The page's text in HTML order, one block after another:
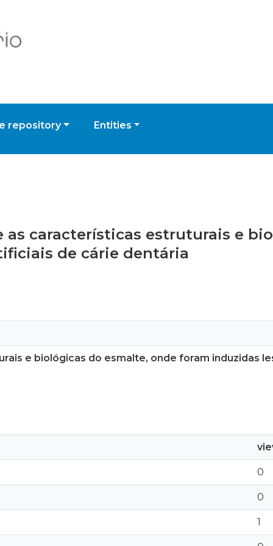
repository Entities
características estruturais e
de cárie dentária
e biológicas do esmalte, onde foram induzidas
0
0
1